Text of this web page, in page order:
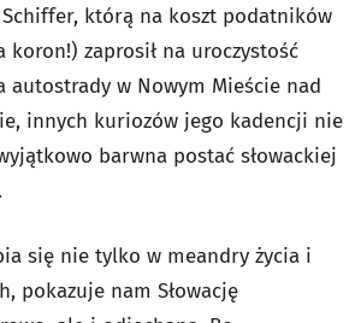
którą na koszt podatników
zaprosił na uroczystość
autostrady w Nowym Mieście nad
innych kuriozów jego kadencji nie
barwna postać słowackiej
się nie tylko w meandry życia i
pokazuje nam Słowację